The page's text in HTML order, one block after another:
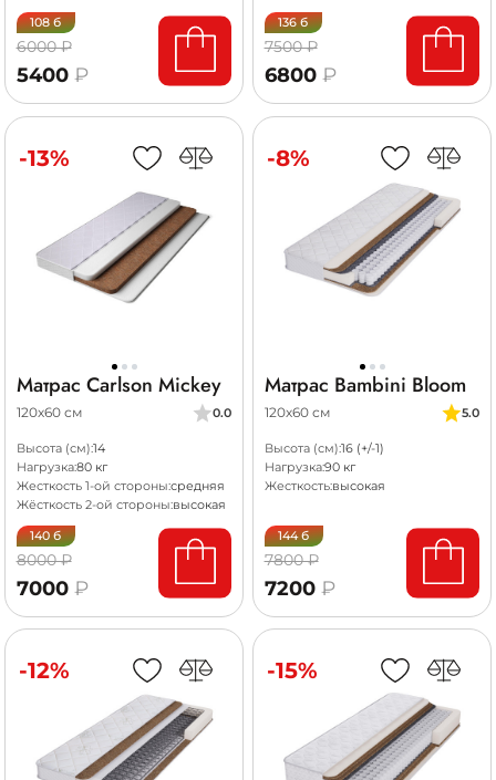
108 б
6000 ₽
5400₽
136 б
7500 ₽
6800₽
-13%
Матрас Carlson Mickey
120х60 см 0.0
Высота (см):14
Нагрузка:80 кг
Жесткость 1-ой стороны:средняя
Жёсткость 2-ой стороны:высокая
140 б
8000 ₽
7000₽
-8%
Матрас Bambini Bloom
120х60 см 5.0
Высота (см):16 (+/-1)
Нагрузка:90 кг
Жесткость:высокая
144 б
7800 ₽
7200₽
-12% -15%